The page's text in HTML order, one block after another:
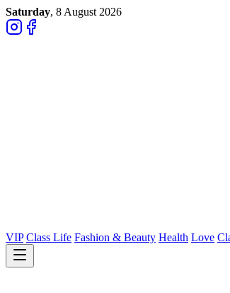
Saturday, 8 August 2026
VIP Class Life Fashion & Beauty Health Love